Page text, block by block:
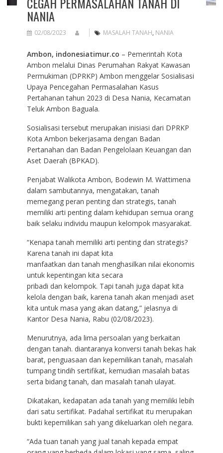
NANIA
02/08/2023 MASALAH TANAH, NANIA
Ambon, indonesiatimur.co – Pemerintah Kota
Ambon melalui Dinas Perumahan Rakyat Kawasan
Permukiman (DPRKP) Ambon menggelar Sosialisasi
Upaya Pencegahan Permasalahan Kasus
Pertahanan tahun 2023 di Desa Nania, Kecamatan
Teluk Ambon Baguala.
Sosialisasi tersebut merupakan inisiasi dari DPRKP
Kota Ambon bekerjasama dengan Badan
Pertanahan dan Badan Pengelolaan Keuangan dan
Aset Daerah (BPKAD).
Penjabat Walikota Ambon, Bodewin M. Wattimena
dalam sambutannya, mengatakan, tanah
memegang peran penting dan strategis, tanah
memiliki arti penting dalam kehidupan semua orang
baik selaku individu maupun kelompok masyarakat.
“Kenapa tanah memiliki arti penting dan strategis?
Karena tanah ini dapat kita
manfaatkan dan tanah menghasilkan nilai ekonomis
untuk kepentingan kita secara
pribadi dan kelompok. Tapi tanah juga dapat kita
kelola dengan baik, karena tanah akan menjadi aset
kita untuk masa yang akan datang,” jelasnya di
Kantor Desa Nania, Rabu (02/08/2023).
Menurutnya, ada lima persoalan yang berkaitan
dengan tanah. diantaranya konversi tanah bekas hak
barat, penguasaan dan kepemilikan tanah, masalah
tumpang tindih sertifikat, kemudian masalah batas
serta bidang tanah, dan masalah tanah ulayat.
Dikatakan, kedapatan ada tanah yang memiliki lebih
dari satu sertifikat. Padahal sertifikat itu merupakan
bukti kepemilikan sah yang dikeluarkan oleh negara.
“Ada tuan tanah yang jual tanah kepada empat